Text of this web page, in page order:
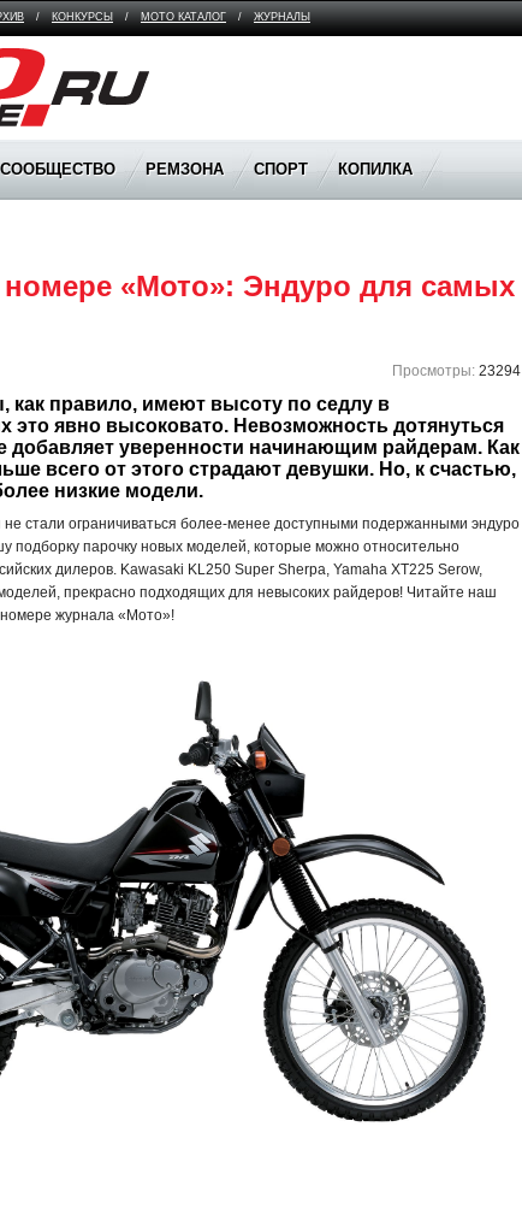
/ КОНКУРСЫ / МОТО КАТАЛОГ / ЖУРНАЛЫ
СООБЩЕСТВО РЕМЗОНА СПОРТ КОПИЛКА
«Мото»: Эндуро для самых
Просмотры: 23294
правило, имеют высоту по седлу в
это явно высоковато. Невозможность дотянуться
добавляет уверенности начинающим райдерам. Как
всего от этого страдают девушки. Но, к счастью,
низкие модели.
не стали ограничиваться более-менее доступными подержанными эндуро
подборку парочку новых моделей, которые можно относительно
дилеров. Kawasaki KL250 Super Sherpa, Yamaha XT225 Serow,
прекрасно подходящих для невысоких райдеров! Читайте наш
журнала «Мото»!